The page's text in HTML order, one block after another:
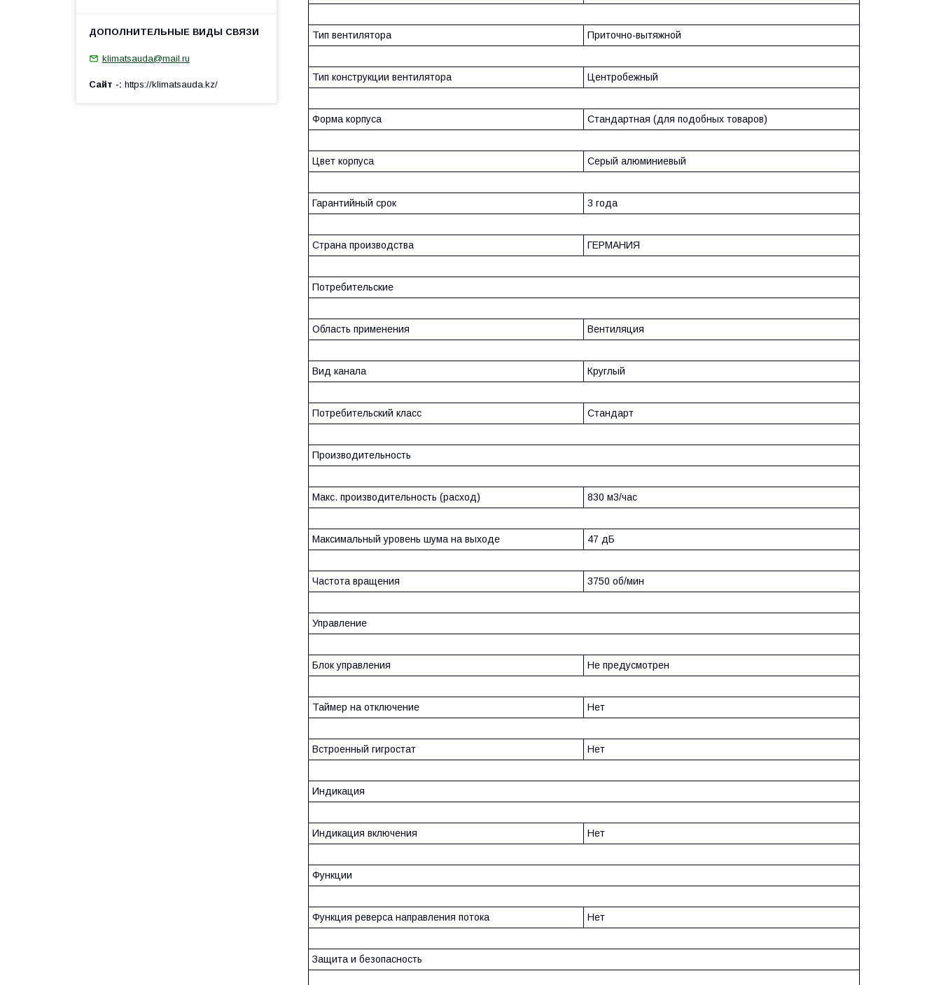
Тип вентилятора Приточно-вытяжной
Тип конструкции вентилятора Центробежный
Форма корпуса Стандартная (для подобных товаров)
Цвет корпуса Серый алюминиевый
Гарантийный срок 3 года
Страна производства ГЕРМАНИЯ
Потребительские
Область применения Вентиляция
Вид канала Круглый
Потребительский класс Стандарт
Производительность
Макс. производительность (расход) 830 м3/час
Максимальный уровень шума на выходе 47 дБ
Частота вращения 3750 об/мин
Управление
Блок управления Не предусмотрен
Таймер на отключение Нет
Встроенный гигростат Нет
Индикация
Индикация включения Нет
Функции
Функция реверса направления потока Нет
Защита и безопасность
klimatsauda@mail.ru
Сайт - https://klimatsauda.kz/